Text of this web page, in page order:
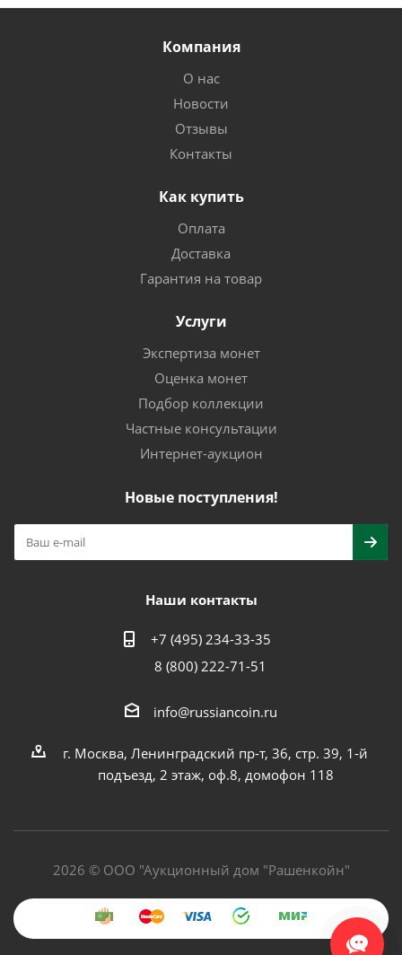
Компания
О нас
Новости
Отзывы
Контакты
Как купить
Оплата
Доставка
Гарантия на товар
Услуги
Экспертиза монет
Оценка монет
Подбор коллекции
Частные консультации
Интернет-аукцион
Новые поступления!
Наши контакты
+7 (495) 234-33-35
8 (800) 222-71-51
info@russiancoin.ru
г. Москва, Ленинградский пр-т, 36, стр. 39, 1-й
подъезд, 2 этаж, оф.8, домофон 118
2026 © ООО "Аукционный дом "Рашенкойн"